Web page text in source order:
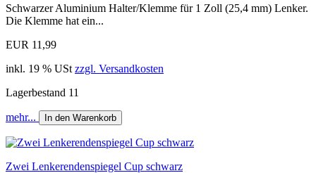
Schwarzer Aluminium Halter/Klemme für 1 Zoll (25,4 mm) Lenker.
Die Klemme hat ein...
EUR 11,99
inkl. 19 % USt zzgl. Versandkosten
Lagerbestand 11
mehr... In den Warenkorb
Zwei Lenkerendenspiegel Cup schwarz